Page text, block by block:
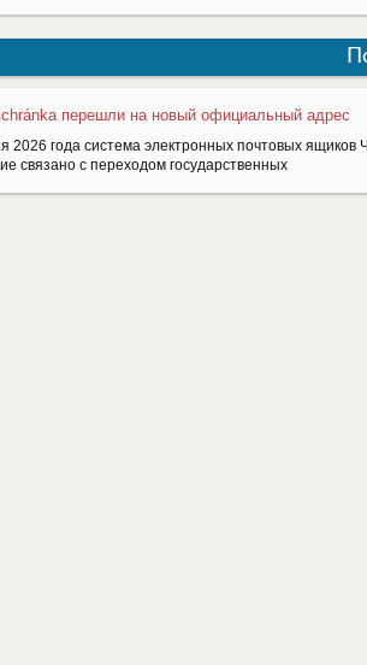
перешли на новый официальный адрес
2026 года система электронных почтовых
связано с переходом государственных